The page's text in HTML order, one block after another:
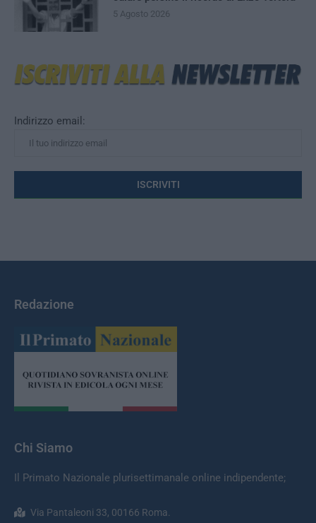
Indirizzo email:
5 Agosto 2026
Redazione
Chi Siamo
Il Primato Nazionale plurisettimanale online indipendente;
Via Pantaleoni 33, 00166 Roma.